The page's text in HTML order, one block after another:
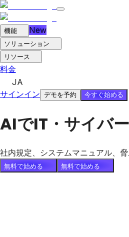
機能 New
ソリューション
リソース
料金
JA
サインイン デモを予約 今すぐ始める
AIでIT・サイバ
社内規定、システムマニュアル、
無料で始める 無料で始める